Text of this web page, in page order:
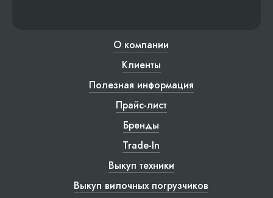
О компании
Клиенты
Полезная информация
Прайс-лист
Бренды
Trade-In
Выкуп техники
Выкуп вилочных погрузчиков